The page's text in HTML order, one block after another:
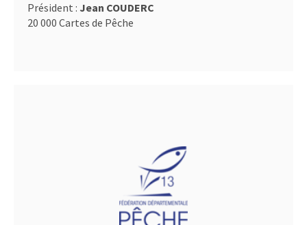
Président : Jean COUDERC
20 000 Cartes de Pêche